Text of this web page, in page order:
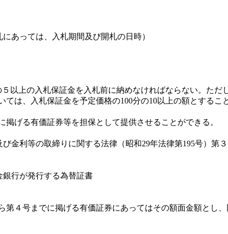
あっては、入札期間及び開札の日時）
以上の入札保証金を入札前に納めなければならない。ただ
は、入札保証金を予定価格の100分の10以上の額とするこ
げる有価証券等を担保として提供させることができる。
利等の取締りに関する法律（昭和29年法律第195号）第
行が発行する為替証書
４号までに掲げる有価証券にあってはその額面金額とし